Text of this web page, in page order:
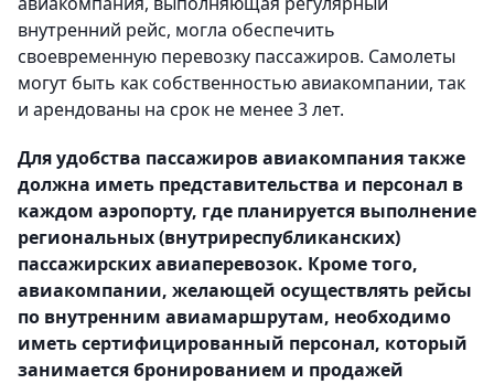
внутренний рейс, могла обеспечить
своевременную перевозку пассажиров. Самолеты
могут быть как собственностью авиакомпании, так
и арендованы на срок не менее 3 лет.
Для удобства пассажиров авиакомпания также
должна иметь представительства и персонал в
каждом аэропорту, где планируется выполнение
региональных (внутриреспубликанских)
пассажирских авиаперевозок. Кроме того,
авиакомпании, желающей осуществлять рейсы
по внутренним авиамаршрутам, необходимо
иметь сертифицированный персонал, который
занимается бронированием и продажей